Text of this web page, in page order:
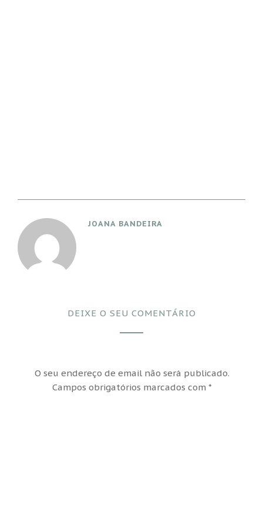
JOANA BANDEIRA
DEIXE O SEU COMENTÁRIO
O seu endereço de email não será publicado.
Campos obrigatórios marcados com*